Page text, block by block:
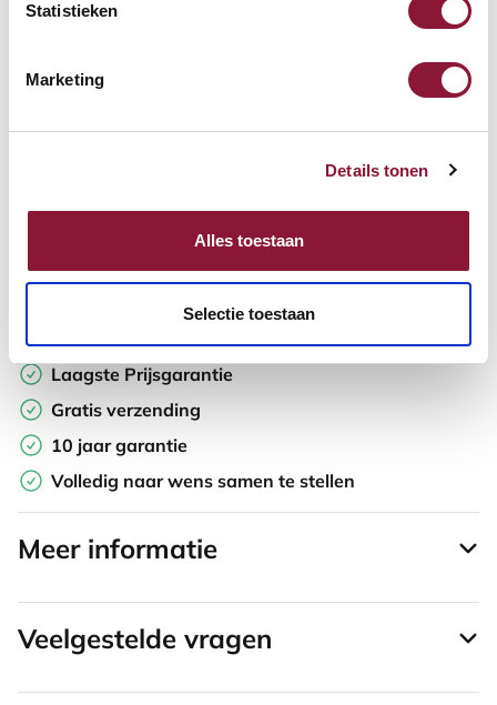
Statistieken
Marketing
Details tonen
Alles toestaan
Selectie toestaan
Op zoek naar aantallen? Maak je werkplek compleet en vraag
direct een offerte op maat aan.
Toevoegen aan vergelijker
Laagste Prijsgarantie
Gratis verzending
10 jaar garantie
Volledig naar wens samen te stellen
Meer informatie
Veelgestelde vragen